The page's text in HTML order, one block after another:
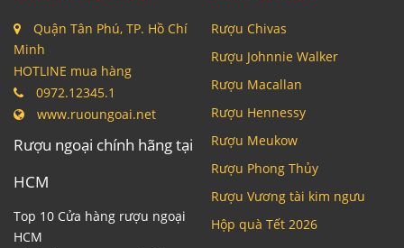
Quận Tân Phú, TP. Hồ Chí
Minh
HOTLINE mua hàng
0972.12345.1
www.ruoungoai.net
Rượu ngoại chính hãng tại
HCM
Top 10 Cửa hàng rượu ngoại
HCM
Rượu Chivas
Rượu Johnnie Walker
Rượu Macallan
Rượu Hennessy
Rượu Meukow
Rượu Phong Thủy
Rượu Vương tài kim ngưu
Hộp quà Tết 2026